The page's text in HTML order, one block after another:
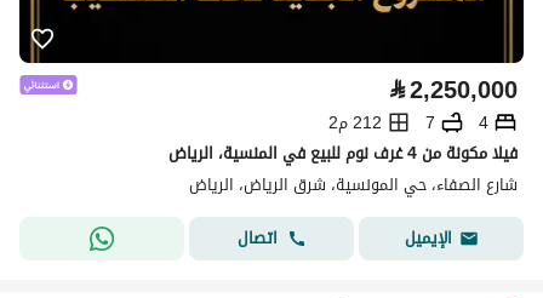
⃁2,250,000
4
7
212 م2
فيلا مكونة من 4 غرف نوم للبيع في المنسية، الرياض
شارع الصفاء، حي المونسية، شرق الرياض، الرياض
الإيميل
اتصال